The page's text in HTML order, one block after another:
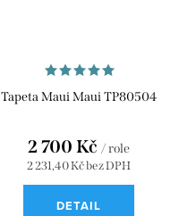
Tapeta Maui Maui TP80504
2 231,40 Kč bez DPH
2 700 Kč / role
DETAIL